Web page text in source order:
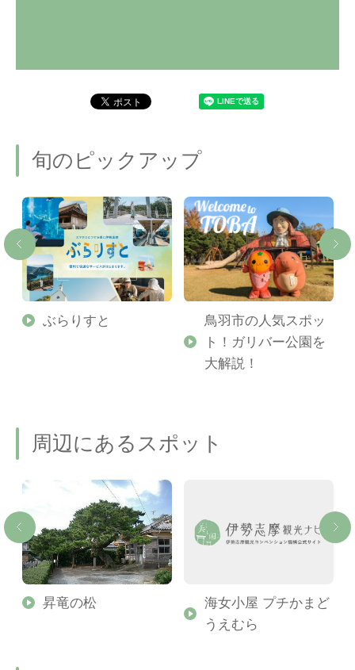
旬のピックアップ
ぶらりすと
鳥羽市の人気スポッ
ト！ガリバー公園を
大解説！
周辺にあるスポット
昇竜の松
海女小屋 プチかまど
うえむら